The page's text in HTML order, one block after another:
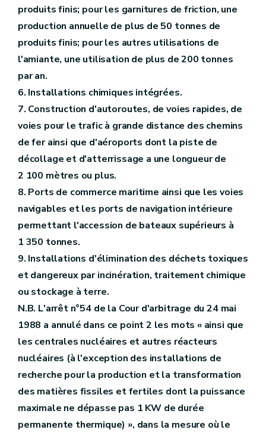
produits finis; pour les garnitures de friction, une
production annuelle de plus de 50 tonnes de
produits finis; pour les autres utilisations de
l'amiante, une utilisation de plus de 200 tonnes
par an.
6. Installations chimiques intégrées.
7. Construction d'autoroutes, de voies rapides, de
voies pour le trafic à grande distance des chemins
de fer ainsi que d'aéroports dont la piste de
décollage et d'atterrissage a une longueur de
2 100 mètres ou plus.
8. Ports de commerce maritime ainsi que les voies
navigables et les ports de navigation intérieure
permettant l'accession de bateaux supérieurs à
1 350 tonnes.
9. Installations d'élimination des déchets toxiques
et dangereux par incinération, traitement chimique
ou stockage à terre.
N.B. L'arrêt n°54 de la Cour d'arbitrage du 24 mai
1988 a annulé dans ce point 2 les mots « ainsi que
les centrales nucléaires et autres réacteurs
nucléaires (à l'exception des installations de
recherche pour la production et la transformation
des matières fissiles et fertiles dont la puissance
maximale ne dépasse pas 1 KW de durée
permanente thermique) », dans la mesure où le